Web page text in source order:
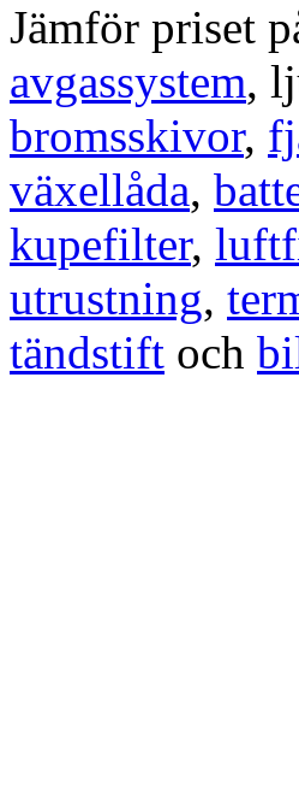
Jämför priset
avgassystem,
bromsskivor,
växellåda,
kupefilter,
utrustning,
tändstift och